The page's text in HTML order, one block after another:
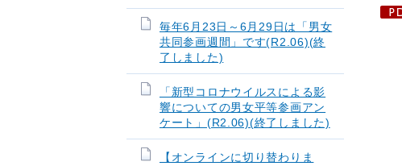
毎年6月23日～6月29日は「男女
共同参画週間」です(R2.06)(終
了しました)
「新型コロナウイルスによる影
響についての男女平等参画アン
ケート」(R2.06)(終了しました)
【オンラインに切り替わりま